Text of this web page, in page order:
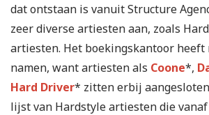
dat ontstaan is vanuit Structure
zeer diverse artiesten aan, zoals
artiesten. Het boekingskantoor heeft
namen, want artiesten als Coone*,
Hard Driver* zitten erbij
lijst van Hardstyle artiesten die